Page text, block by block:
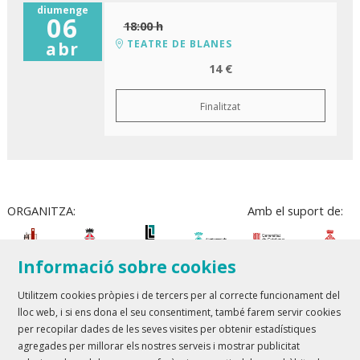
diumenge
06
abr
18:00 h
TEATRE DE BLANES
14 €
Finalitzat
ORGANITZA: Amb el suport de:
Teatre Lloret de Mar| T 972 361 835
Teatre de Blanes| T 972 358 473
Informació sobre cookies
Utilitzem cookies pròpies i de tercers per al correcte funcionament del
lloc web, i si ens dona el seu consentiment, també farem servir cookies
per recopilar dades de les seves visites per obtenir estadístiques
agregades per millorar els nostres serveis i mostrar publicitat